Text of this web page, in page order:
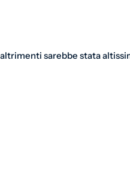
sarebbe stata